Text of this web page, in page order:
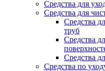
Средства для
Средства для
Средства
труб
Средства
Средства
Средства по